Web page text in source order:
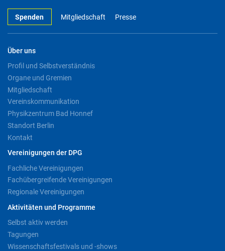
Spenden Mitgliedschaft Presse
Über uns
Profil und Selbstverständnis
Organe und Gremien
Mitgliedschaft
Vereinskommunikation
Physikzentrum Bad Honnef
Standort Berlin
Kontakt
Vereinigungen der DPG
Fachliche Vereinigungen
Fachübergreifende Vereinigungen
Regionale Vereinigungen
Aktivitäten und Programme
Selbst aktiv werden
Tagungen
Wissenschaftsfestivals und -shows